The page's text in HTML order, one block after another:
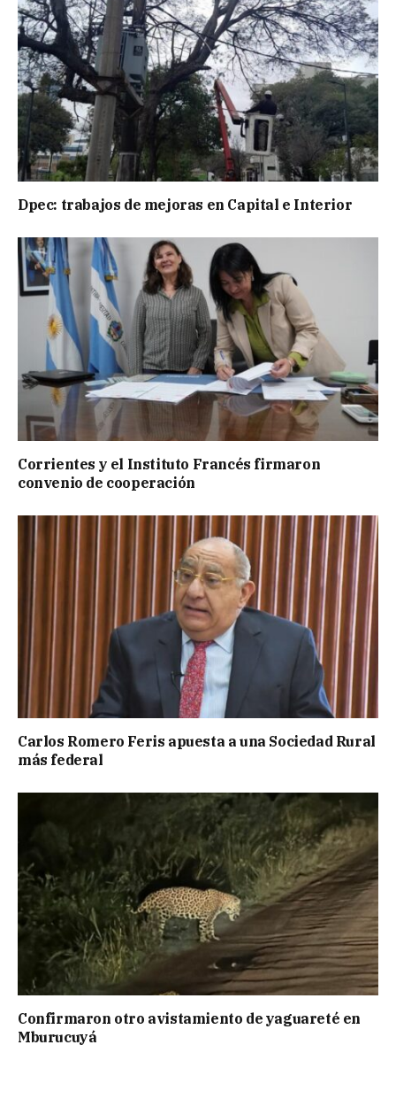
Dpec: trabajos de mejoras en Capital e Interior
Corrientes y el Instituto Francés firmaron
convenio de cooperación
Carlos Romero Feris apuesta a una Sociedad Rural
más federal
Confirmaron otro avistamiento de yaguareté en
Mburucuyá